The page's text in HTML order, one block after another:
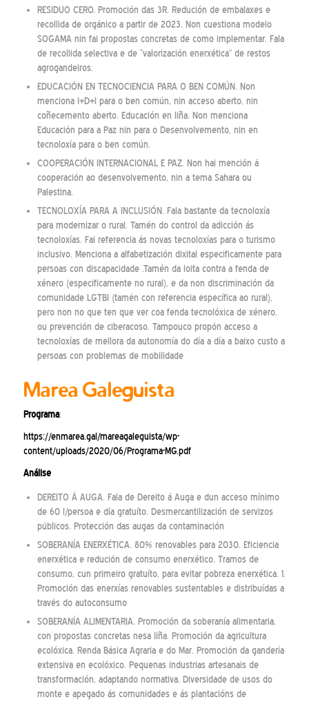
RESIDUO CERO. Promoción das 3R. Redución de embalaxes e
recollida de orgánico a partir de 2023. Non cuestiona modelo
SOGAMA nin fai propostas concretas de como implementar. Fala
de recollida selectiva e de “valorización enerxética” de restos
agrogandeiros.
EDUCACIÓN EN TECNOCIENCIA PARA O BEN COMÚN. Non
menciona I+D+I para o ben común, nin acceso aberto, nin
coñecemento aberto. Educación en liña. Non menciona
Educación para a Paz nin para o Desenvolvemento, nin en
tecnoloxía para o ben común.
COOPERACIÓN INTERNACIONAL E PAZ. Non hai mención á
cooperación ao desenvolvemento, nin a tema Sahara ou
Palestina.
TECNOLOXÍA PARA A INCLUSIÓN. Fala bastante da tecnoloxía
para modernizar o rural. Tamén do control da adicción ás
tecnoloxías. Fai referencia ás novas tecnoloxías para o turismo
inclusivo. Menciona a alfabetización dixital especificamente para
persoas con discapacidade .Tamén da loita contra a fenda de
xénero (especificamente no rural), e da non discriminación da
comunidade LGTBI (tamén con referencia específica ao rural),
pero non no que ten que ver coa fenda tecnolóxica de xénero,
ou prevención de ciberacoso. Tampouco propón acceso a
tecnoloxías de mellora da autonomía do día a día a baixo custo a
persoas con problemas de mobilidade
Marea Galeguista
Programa:
https://enmarea.gal/mareagaleguista/wp-
content/uploads/2020/06/Programa-MG.pdf
Análise
DEREITO Á AUGA. Fala de Dereito á Auga e dun acceso mínimo
de 60 l/persoa e día gratuíto. Desmercantilización de servizos
públicos. Protección das augas da contaminación
SOBERANÍA ENERXÉTICA. 80% renovables para 2030. Eficiencia
enerxética e redución de consumo enerxético. Tramos de
consumo, cun primeiro gratuíto, para evitar pobreza enerxética. 1.
Promoción das enerxías renovables sustentables e distribuídas a
través do autoconsumo
SOBERANÍA ALIMENTARIA. Promoción da soberanía alimentaria,
con propostas concretas nesa liña. Promoción da agricultura
ecolóxica. Renda Básica Agraria e do Mar. Promoción da gandería
extensiva en ecolóxico. Pequenas industrias artesanais de
transformación, adaptando normativa. Diversidade de usos do
monte e apegado ás comunidades e ás plantacións de